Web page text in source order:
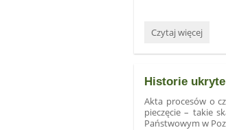
Życzliwi
Czytaj więcej
Historie
Akta procesów o
pieczęcie – takie
Państwowym w